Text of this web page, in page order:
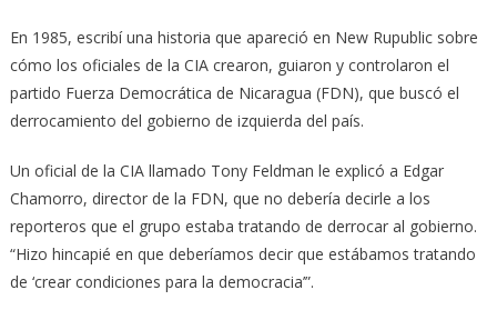
En 1985, escribí una historia que apareció en New Rupublic sobre
cómo los oficiales de la CIA crearon, guiaron y controlaron el
partido Fuerza Democrática de Nicaragua (FDN), que buscó el
derrocamiento del gobierno de izquierda del país.
Un oficial de la CIA llamado Tony Feldman le explicó a Edgar
Chamorro, director de la FDN, que no debería decirle a los
reporteros que el grupo estaba tratando de derrocar al gobierno.
“Hizo hincapié en que deberíamos decir que estábamos tratando
de ‘crear condiciones para la democracia’”.